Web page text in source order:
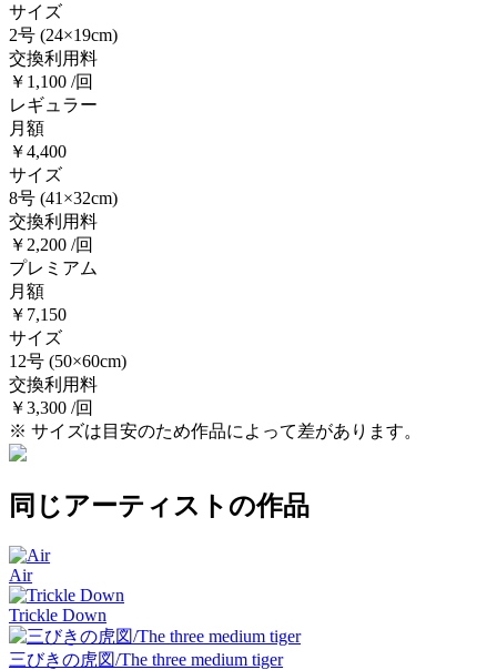
サイズ
2号 (24×19cm)
交換利用料
￥1,100 /回
レギュラー
月額
￥4,400
サイズ
8号 (41×32cm)
交換利用料
￥2,200 /回
プレミアム
月額
￥7,150
サイズ
12号 (50×60cm)
交換利用料
￥3,300 /回
※ サイズは目安のため作品によって差があります。
同じアーティストの作品
Air
Trickle Down
三びきの虎図/The three medium tiger